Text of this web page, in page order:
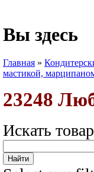
Вы здесь
Главная »
мастикой,
23248
Искать